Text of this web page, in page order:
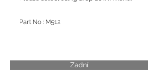
Part No : M512
Zadní